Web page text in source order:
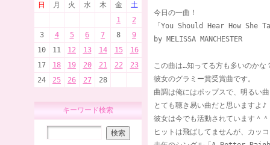
日
月 火 水 木 金
土
1
2
3
4 5 6 7 8
9
10
11 12 13 14 15
16
17
18 19 20 21 22
23
24
25 26 27 28
キーワード検索
今日の一曲！
「You Should Hear How She
by MELISSA MANCHESTER
この曲は…知ってる方も多いのかな
彼女のグラミー賞受賞曲です。
曲調は俺にはポップスで、明るい
とても聴き易い曲だと思いますよ♪
彼女は今でも活動されています＾＾
ヒットは飛ばしてませんが、カッ